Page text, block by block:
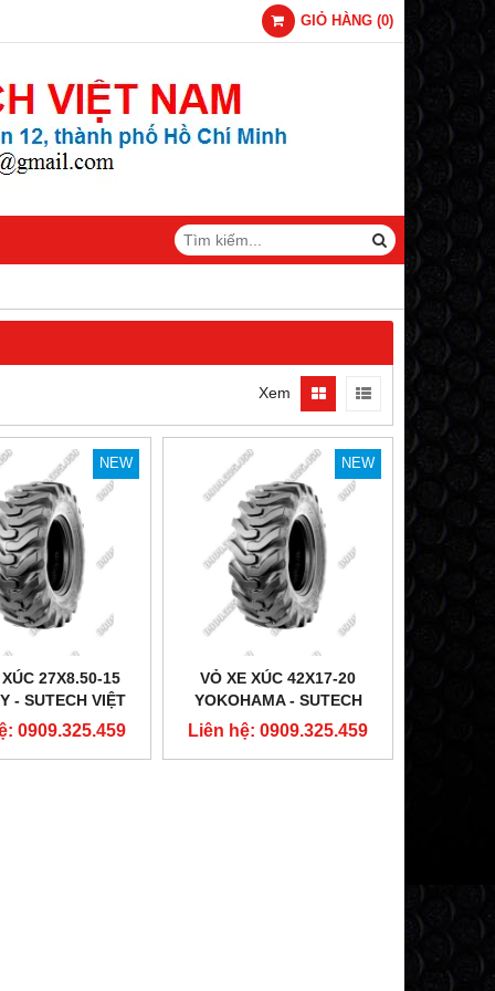
GIỎ HÀNG (0)
Xem
NEW
27X8.50-15
- SUTECH VIỆT
NAM
0909.325.459
NEW
VỎ XE XÚC 42X17-20
YOKOHAMA - SUTECH
VIỆT NAM
Liên hệ: 0909.325.459